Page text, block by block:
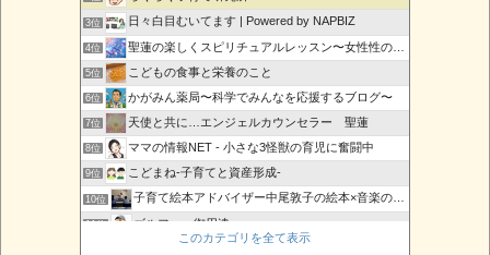
3位 日々白目むいてます | Powered by NAPBIZ
4位 聖蓮の楽しくスピリチュアルレッスン〜女性性の目覚め〜
5位 こどもの食事と栄養のこと
6位 かがみん薬局〜科学でみんなを応援するブログ〜
7位 天使と共に…エンジェルカウンセラー 聖蓮
8位 ママの情報NET - 小さな3怪獣の育児に奮闘中
9位 こどまね-子育てと資産形成-
10位 子育て絵本アドバイザー中尾敦子の絵本×音楽の日々
11位 ゴルファー御用達
子育てShine-輝くママと子供のために-
このカテゴリを全て表示